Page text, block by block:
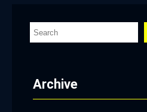
S
r
c
Archive